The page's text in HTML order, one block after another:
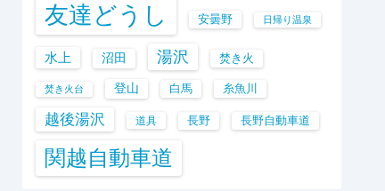
友達どうし 安曇野 日帰り温泉
水上 沼田 湯沢 焚き火
焚き火台 登山 白馬 糸魚川
越後湯沢 道具 長野 長野自動車道
関越自動車道